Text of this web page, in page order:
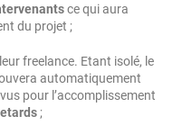
ce qui aura
du projet ;
freelance. Etant isolé, le
automatiquement
pour l’accomplissement
;